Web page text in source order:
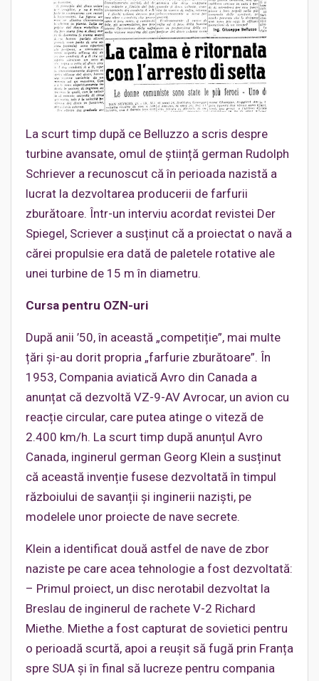
La scurt timp după ce Belluzzo a scris despre
turbine avansate, omul de știință german Rudolph
Schriever a recunoscut că în perioada nazistă a
lucrat la dezvoltarea producerii de farfurii
zburătoare. Într-un interviu acordat revistei Der
Spiegel, Scriever a susținut că a proiectat o navă a
cărei propulsie era dată de paletele rotative ale
unei turbine de 15 m în diametru.
Cursa pentru OZN-uri
După anii ’50, în această „competiție”, mai multe
țări și-au dorit propria „farfurie zburătoare”. În
1953, Compania aviatică Avro din Canada a
anunțat că dezvoltă VZ-9-AV Avrocar, un avion cu
reacție circular, care putea atinge o viteză de
2.400 km/h. La scurt timp după anunțul Avro
Canada, inginerul german Georg Klein a susținut
că această invenție fusese dezvoltată în timpul
războiului de savanții și inginerii naziști, pe
modelele unor proiecte de nave secrete.
Klein a identificat două astfel de nave de zbor
naziste pe care acea tehnologie a fost dezvoltată:
– Primul proiect, un disc nerotabil dezvoltat la
Breslau de inginerul de rachete V-2 Richard
Miethe. Miethe a fost capturat de sovietici pentru
o perioadă scurtă, apoi a reușit să fugă prin Franța
spre SUA și în final să lucreze pentru compania